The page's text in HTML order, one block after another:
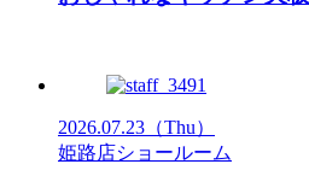
2026.07.23 （Thu）
姫路店ショールーム